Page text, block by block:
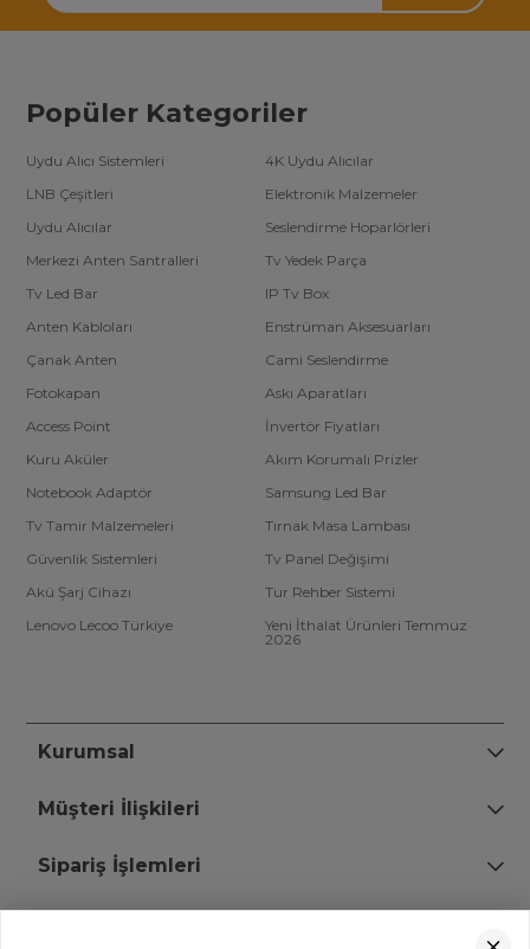
Popüler Kategoriler
Uydu Alıcı Sistemleri
4K Uydu Alıcılar
LNB Çeşitleri
Elektronik Malzemeler
Uydu Alıcılar
Seslendirme Hoparlörleri
Merkezi Anten Santralleri
Tv Yedek Parça
Tv Led Bar
IP Tv Box
Anten Kabloları
Enstrüman Aksesuarları
Çanak Anten
Cami Seslendirme
Fotokapan
Askı Aparatları
Access Point
İnvertör Fiyatları
Kuru Aküler
Akım Korumalı Prizler
Notebook Adaptör
Samsung Led Bar
Tv Tamir Malzemeleri
Tırnak Masa Lambası
Güvenlik Sistemleri
Tv Panel Değişimi
Akü Şarj Cihazı
Tur Rehber Sistemi
Lenovo Lecoo Türkiye
Yeni İthalat Ürünleri Temmuz
2026
Kurumsal
Müşteri İlişkileri
Sipariş İşlemleri